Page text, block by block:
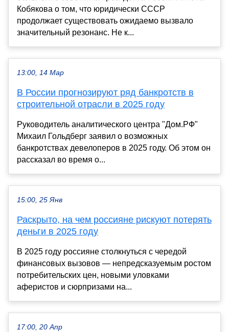
Кобякова о том, что юридически СССР
продолжает существовать ожидаемо вызвало
значительный резонанс. Не к...
13:00, 14 Мар
В России прогнозируют ряд банкротств в
строительной отрасли в 2025 году
Руководитель аналитического центра "Дом.РФ"
Михаил Гольдберг заявил о возможных
банкротствах девелоперов в 2025 году. Об этом он
рассказал во время о...
15:00, 25 Янв
Раскрыто, на чем россияне рискуют потерять
деньги в 2025 году
В 2025 году россияне столкнуться с чередой
финансовых вызовов — непредсказуемым ростом
потребительских цен, новыми уловками
аферистов и сюрпризами на...
17:00, 20 Апр